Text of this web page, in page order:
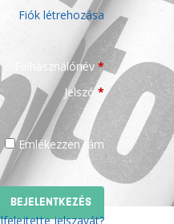
Fiók létrehozása
Felhasználónév *
Jelszó*
Emlékezzen rám
jelszavát?